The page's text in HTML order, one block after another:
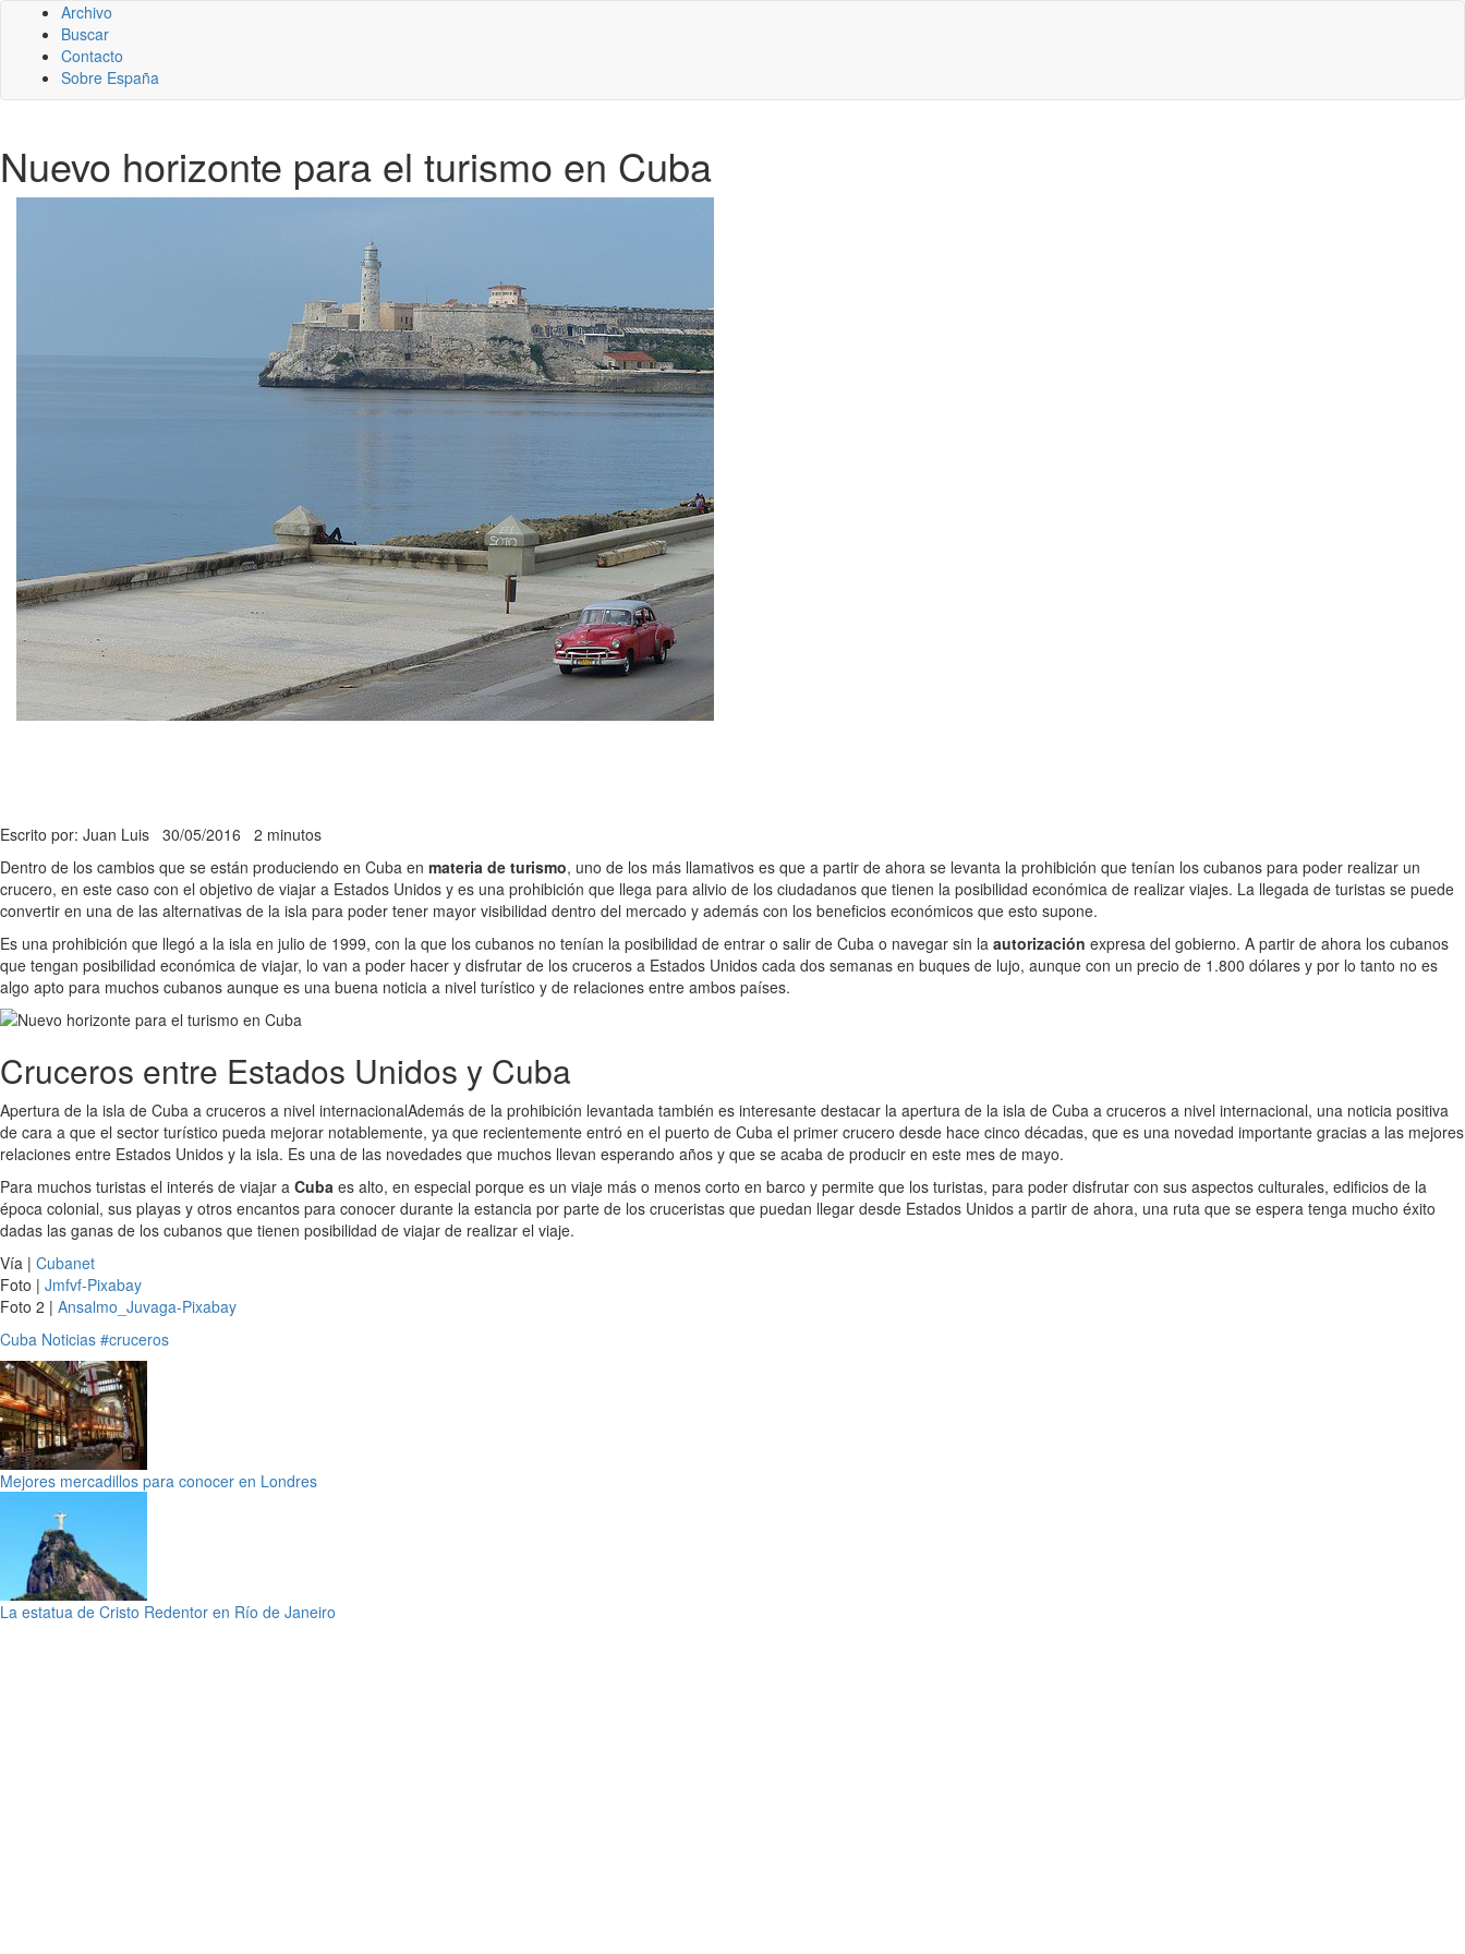
Archivo
Buscar
Contacto
Sobre España
Nuevo horizonte para el turismo en Cuba
Escrito por: Juan Luis 30/05/2016 2 minutos
Dentro de los cambios que se están produciendo en Cuba en materia de turismo, uno de los más llamativos es que a partir de ahora se levanta la prohibición que tenían los cubanos para poder realizar un
crucero, en este caso con el objetivo de viajar a Estados Unidos y es una prohibición que llega para alivio de los ciudadanos que tienen la posibilidad económica de realizar viajes. La llegada de turistas se puede
convertir en una de las alternativas de la isla para poder tener mayor visibilidad dentro del mercado y además con los beneficios económicos que esto supone.
Es una prohibición que llegó a la isla en julio de 1999, con la que los cubanos no tenían la posibilidad de entrar o salir de Cuba o navegar sin la autorización expresa del gobierno. A partir de ahora los cubanos
que tengan posibilidad económica de viajar, lo van a poder hacer y disfrutar de los cruceros a Estados Unidos cada dos semanas en buques de lujo, aunque con un precio de 1.800 dólares y por lo tanto no es
algo apto para muchos cubanos aunque es una buena noticia a nivel turístico y de relaciones entre ambos países.
Cruceros entre Estados Unidos y Cuba
Apertura de la isla de Cuba a cruceros a nivel internacionalAdemás de la prohibición levantada también es interesante destacar la apertura de la isla de Cuba a cruceros a nivel internacional, una noticia positiva
de cara a que el sector turístico pueda mejorar notablemente, ya que recientemente entró en el puerto de Cuba el primer crucero desde hace cinco décadas, que es una novedad importante gracias a las mejores
relaciones entre Estados Unidos y la isla. Es una de las novedades que muchos llevan esperando años y que se acaba de producir en este mes de mayo.
Para muchos turistas el interés de viajar a Cuba es alto, en especial porque es un viaje más o menos corto en barco y permite que los turistas, para poder disfrutar con sus aspectos culturales, edificios de la
época colonial, sus playas y otros encantos para conocer durante la estancia por parte de los cruceristas que puedan llegar desde Estados Unidos a partir de ahora, una ruta que se espera tenga mucho éxito
dadas las ganas de los cubanos que tienen posibilidad de viajar de realizar el viaje.
Vía | Cubanet
Foto | Jmfvf-Pixabay
Foto 2 | Ansalmo_Juvaga-Pixabay
Cuba Noticias #cruceros
Mejores mercadillos para conocer en Londres
La estatua de Cristo Redentor en Río de Janeiro